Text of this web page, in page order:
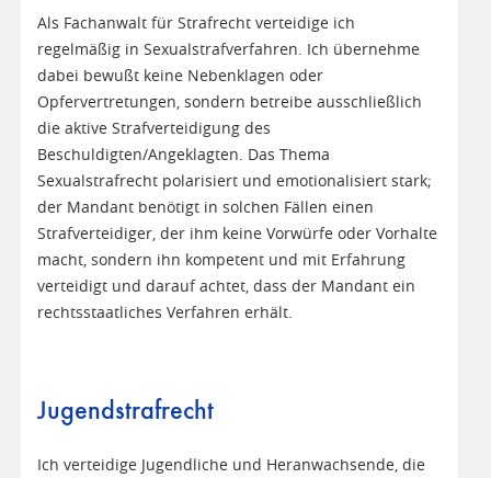
Als Fachanwalt für Strafrecht verteidige ich
regelmäßig in Sexualstrafverfahren. Ich übernehme
dabei bewußt keine Nebenklagen oder
Opfervertretungen, sondern betreibe ausschließlich
die aktive Strafverteidigung des
Beschuldigten/Angeklagten. Das Thema
Sexualstrafrecht polarisiert und emotionalisiert stark;
der Mandant benötigt in solchen Fällen einen
Strafverteidiger, der ihm keine Vorwürfe oder Vorhalte
macht, sondern ihn kompetent und mit Erfahrung
verteidigt und darauf achtet, dass der Mandant ein
rechtsstaatliches Verfahren erhält.
Jugendstrafrecht
Ich verteidige Jugendliche und Heranwachsende, die